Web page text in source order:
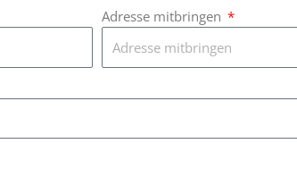
Adresse mitbringen